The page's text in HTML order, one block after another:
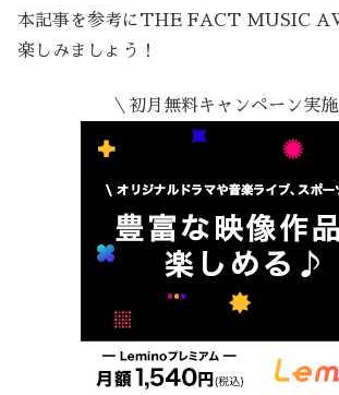
本記事を参考にTHE FACT MUSIC
楽しみましょう！
＼初月無料キャンペーン実施